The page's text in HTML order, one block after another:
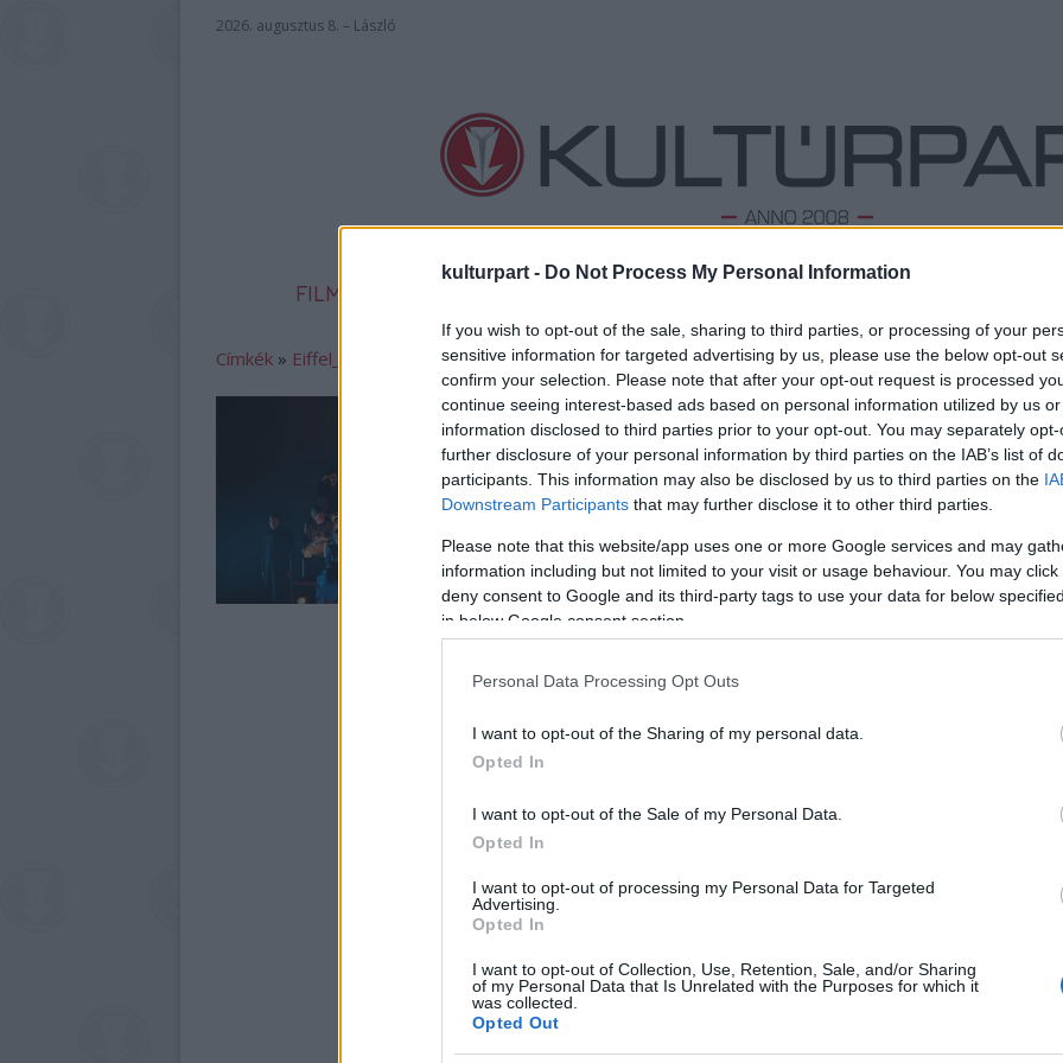
kulturpart - Do Not Process My Personal Information
If you wish to opt-out of the sale, sharing to third parties, or processing of your
sensitive information for targeted advertising by us, please use the below opt-out
confirm your selection. Please note that after your opt-out request is processed
continue seeing interest-based ads based on personal information utilized by us
information disclosed to third parties prior to your opt-out. You may separately
further disclosure of your personal information by third parties on the IAB’s list of
participants. This information may also be disclosed by us to third parties on the
Downstream Participants that may further disclose it to other third parties.
Please note that this website/app uses one or more Google services and may
information including but not limited to your visit or usage behaviour. You may
deny consent to Google and its third-party tags to use your data for below
in below Google consent section.
Personal Data Processing Opt Outs
I want to opt-out of the Sharing of my personal data.
Opted In
I want to opt-out of the Sale of my Personal Data.
Opted In
I want to opt-out of processing my Personal Data for Targeted
Advertising.
Opted In
I want to opt-out of Collection, Use, Retention, Sale, and/or Sharing
of my Personal Data that Is Unrelated with the Purposes for which it
was collected.
Opted Out
2026. augusztus 8. – László
FILM
Címkék » Eiffel_Műhelyház
Újra színpadon Eötvös Péter utolsó
operája, a Valuska
2025. 10. 09.|Kultúrpart
Két év szünet után ismét látható Eötvös Péter egyetlen
magyar nyelvű operája, aValuska. A Varga Bence
rendezésében készült, nemzetközi díjjal elismert előadás
a zeneszerző halála óta először kerül újra színpadra.
tovább
Top
A
A